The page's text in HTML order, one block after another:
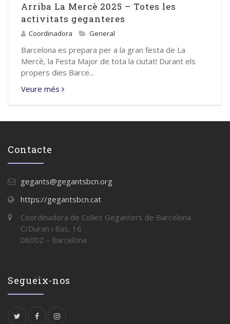
Arriba La Mercè 2025 – Totes les
activitats geganteres
Coordinadora General
Barcelona es prepara per a la gran festa de La
Mercè, la Festa Major de tota la ciutat! Durant els
propers dies Barce...
Veure més
Contacte
gegants@gegantsbcn.org
https://gegantsbcn.cat
Coordinadora de Colles Geganters de Barcelona
C/Duran i Bas, 16
08002 – Barcelona
Segueix-nos